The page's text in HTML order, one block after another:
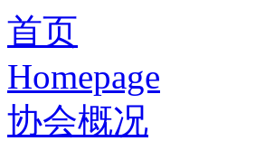
首页
Homepage
协会概况